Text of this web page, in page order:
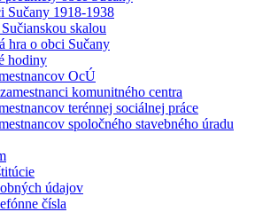
Sučany 1918-1938
skalou
hra o obci Sučany
hodiny
OcÚ
komunitného centra
terénnej sociálnej práce
spoločného stavebného úradu
údajov
čísla